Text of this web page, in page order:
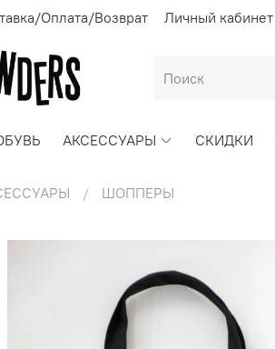
Оплата/Возврат Личный кабинет
АКСЕССУАРЫ СКИДКИ
ШОППЕРЫ